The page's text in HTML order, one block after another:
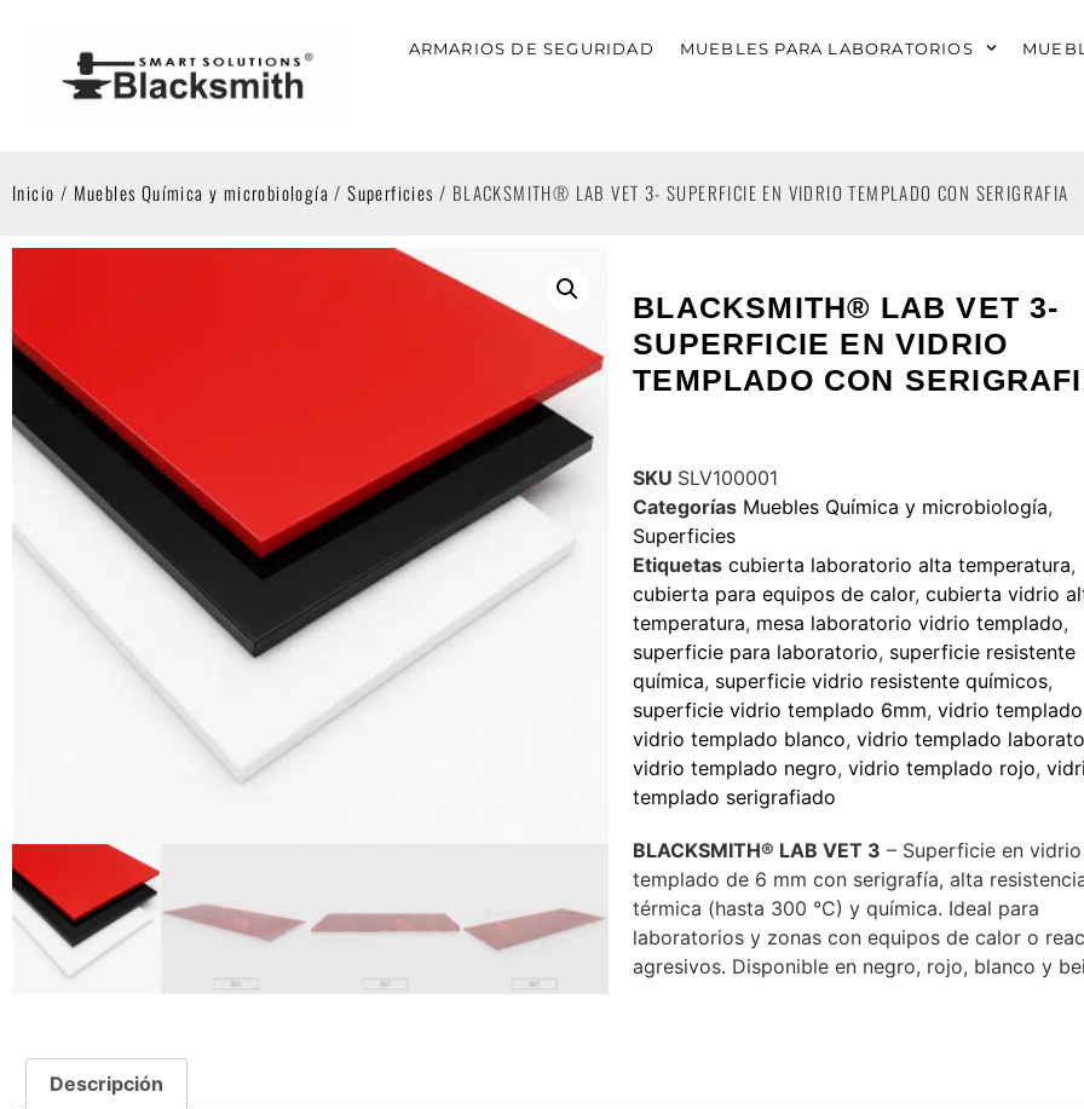
ARMARIOS DE SEGURIDAD MUEBLES PARA LABORATORIOS
Inicio / Muebles Química y microbiología /Superficies / BLACKSMITH® LAB VET 3- SUPERFICIE EN VIDRIO TEMPLADO CON SERIGRAFIA
BLACKSMITH® LAB VET 3-
SUPERFICIE EN VIDRIO
TEMPLADO CON
SKU SLV100001
Categorías Muebles Química y microbiología,
Superficies
Etiquetas cubierta laboratorio alta temperatura,
cubierta para equipos de calor,cubierta vidrio
temperatura, mesa laboratorio vidrio templado,
superficie para laboratorio, superficie resistente
química, superficie vidrio resistente químicos,
superficie vidrio templado 6mm,vidrio
vidrio templado blanco,vidrio templado
vidrio templado negro,vidrio templado rojo,
templado serigrafiado
BLACKSMITH® LAB VET 3 – Superficie en vidrio
templado de 6 mm con serigrafía, alta
térmica (hasta 300 °C) y química. Ideal para
laboratorios y zonas con equipos de calor o
agresivos. Disponible en negro, rojo, blanco y
Descripción